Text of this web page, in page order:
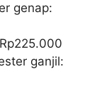
genap:
ganjil: